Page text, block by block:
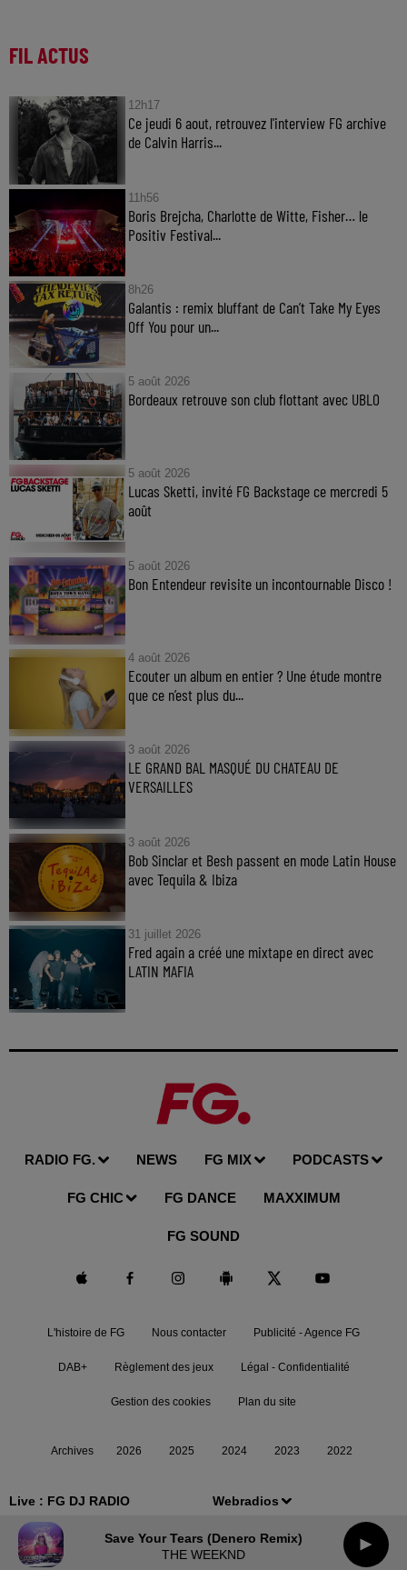
Live : FG DJ RADIO Webradios
Save Your Tears (denero Remix)
THE WEEKND
FIL ACTUS
12h17
Ce jeudi 6 aout, retrouvez l'interview FG archive
de Calvin Harris...
11h56
Boris Brejcha, Charlotte de Witte, Fisher… le
Positiv Festival...
8h26
Galantis : remix bluffant de Can’t Take My Eyes
Off You pour un...
5 août 2026
Bordeaux retrouve son club flottant avec UBLO
5 août 2026
Lucas Sketti, invité FG Backstage ce mercredi 5
août
5 août 2026
Bon Entendeur revisite un incontournable Disco !
4 août 2026
Ecouter un album en entier ? Une étude montre
que ce n’est plus du...
3 août 2026
LE GRAND BAL MASQUÉ DU CHATEAU DE
VERSAILLES
3 août 2026
Bob Sinclar et Besh passent en mode Latin House
avec Tequila & Ibiza
31 juillet 2026
Fred again a créé une mixtape en direct avec
LATIN MAFIA
RADIO FG. NEWS FG MIX PODCASTS
FG CHIC FG DANCE MAXXIMUM
FG SOUND
L'histoire de FG Nous contacter Publicité - Agence FG
DAB+ Règlement des jeux Légal - Confidentialité
Gestion des cookies Plan du site
Archives 2026 2025 2024 2023 2022